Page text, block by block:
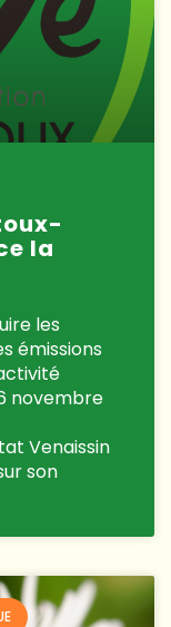
la
les
émissions
novembre
Venaissin
son